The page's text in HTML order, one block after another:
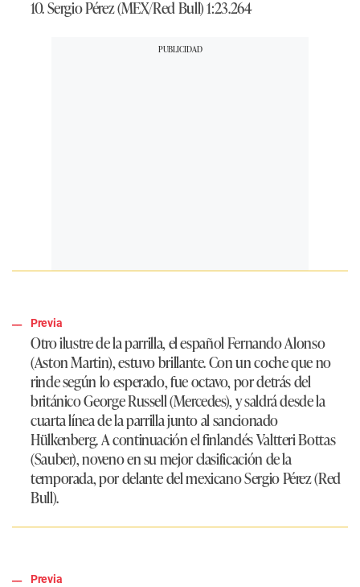
10. Sergio Pérez (MEX/Red Bull) 1:23.264
Previa
Otro ilustre de la parrilla, el español Fernando Alonso
(Aston Martin), estuvo brillante. Con un coche que no
rinde según lo esperado, fue octavo, por detrás del
británico George Russell (Mercedes), y saldrá desde la
cuarta línea de la parrilla junto al sancionado
Hülkenberg. A continuación el finlandés Valtteri Bottas
(Sauber), noveno en su mejor clasificación de la
temporada, por delante del mexicano Sergio Pérez (Red
Bull).
Previa